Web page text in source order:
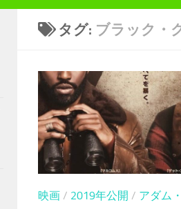
タグ: ブラック・
映画 / 2019年公開 / アダム